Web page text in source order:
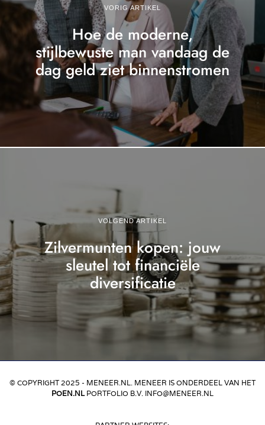
VORIG ARTIKEL
Hoe de moderne,
stijlbewuste man vandaag de
dag geld ziet binnenstromen
VOLGEND ARTIKEL
Zilvermunten kopen: jouw
sleutel tot financiële
diversificatie
© COPYRIGHT 2025 - MENEER.NL. MENEER IS ONDERDEEL VAN HET
POEN.NLPORTFOLIO B.V. INFO@MENEER.NL